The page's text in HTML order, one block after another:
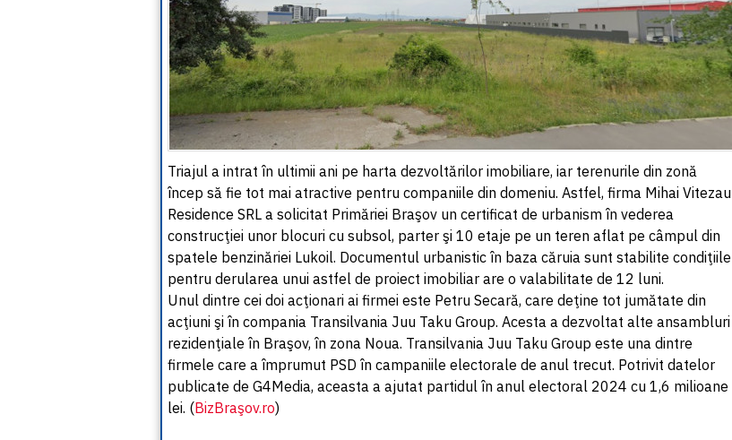
Triajul a intrat în ultimii ani pe harta dezvoltărilor imobiliare, iar terenurile din zonă
încep să fie tot mai atractive pentru companiile din domeniu. Astfel, firma Mihai Vitezau
Residence SRL a solicitat Primăriei Braşov un certificat de urbanism în vederea
construcţiei unor blocuri cu subsol, parter şi 10 etaje pe un teren aflat pe câmpul din
spatele benzinăriei Lukoil. Documentul urbanistic în baza căruia sunt stabilite condiţiile
pentru derularea unui astfel de proiect imobiliar are o valabilitate de 12 luni.
Unul dintre cei doi acţionari ai firmei este Petru Secară, care deţine tot jumătate din
acţiuni şi în compania Transilvania Juu Taku Group. Acesta a dezvoltat alte ansambluri
rezidenţiale în Braşov, în zona Noua. Transilvania Juu Taku Group este una dintre
firmele care a împrumut PSD în campaniile electorale de anul trecut. Potrivit datelor
publicate de G4Media, aceasta a ajutat partidul în anul electoral 2024 cu 1,6 milioane
lei. (BizBraşov.ro)